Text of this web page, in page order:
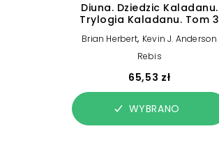
Diuna. Dziedzic Kaladanu.
Trylogia Kaladanu. Tom 3
Brian Herbert, Kevin J. Anderson
Rebis
65,53 zł
WYBRANO